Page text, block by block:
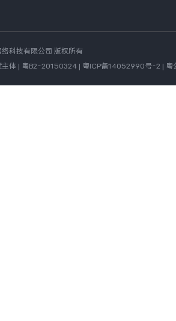
科技有限公司 版权所有
主体 | 粤B2-20150324 | 粤ICP备14052990号-2 | 粤